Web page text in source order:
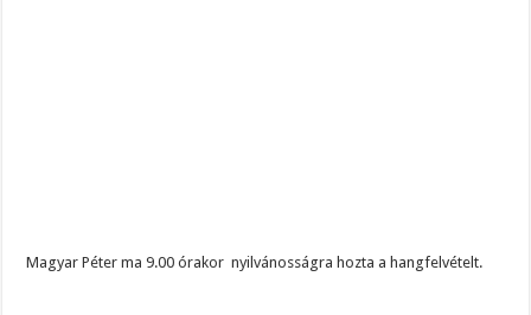
Magyar Péter ma 9.00 órakor nyilvánosságra hozta a hangfelvételt.